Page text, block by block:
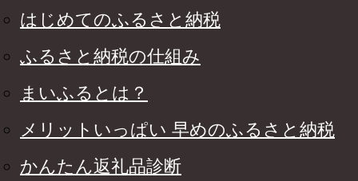
はじめてのふるさと納税
ふるさと納税の仕組み
まいふるとは？
メリットいっぱい 早めのふるさと納税
かんたん返礼品診断